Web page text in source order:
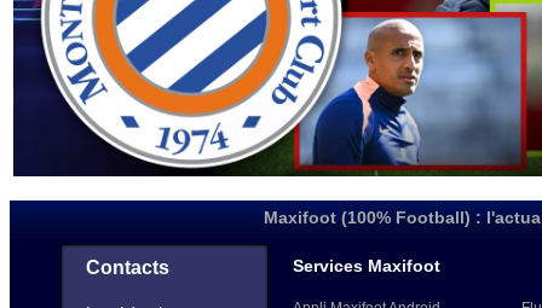
Maxifoot (100% Football) :
Contacts Services Maxifoot